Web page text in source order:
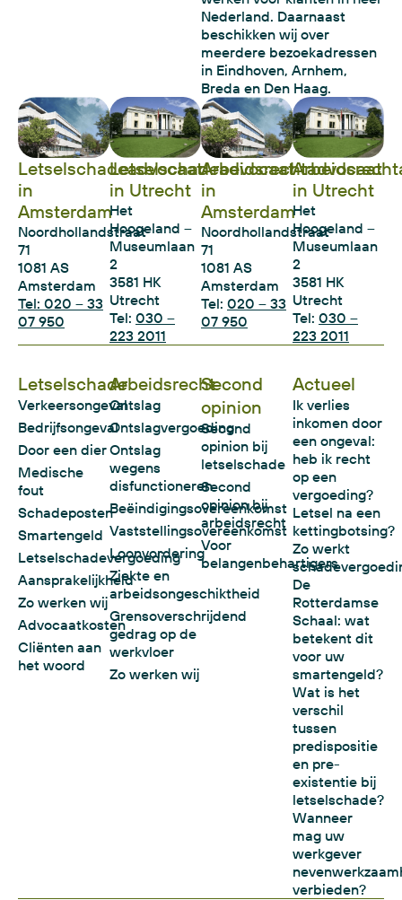
Nederland. Daarnaast
beschikken wij over
meerdere bezoekadressen
in Eindhoven, Arnhem,
Breda en Den Haag.
Letselschadeadvocaat
in
Amsterdam
Noordhollandstraat
71
1081 AS
Amsterdam
Tel: 020 – 33
07 950
Letselschadeadvocaat
in Utrecht
Het
Hoogeland –
Museumlaan
2
3581 HK
Utrecht
Tel: 030 –
223 2011
Arbeidsrechtadvocaat
in
Amsterdam
Noordhollandstraat
71
1081 AS
Amsterdam
Tel: 020 – 33
07 950
in Utrecht
Het
Hoogeland –
Museumlaan
2
3581 HK
Utrecht
Tel: 030 –
223 2011
Letselschade
Verkeersongeval
Bedrijfsongeval
Door een dier
Medische
fout
Schadeposten
Smartengeld
Letselschadevergoeding
Aansprakelijkheid
Zo werken wij
Advocaatkosten
Cliënten aan
het woord
Arbeidsrecht
Ontslag
Ontslagvergoeding
Ontslag
wegens
disfunctioneren
Beëindigingsovereenkomst
Vaststellingsovereenkomst
Loonvordering
Ziekte en
arbeidsongeschiktheid
Grensoverschrijdend
gedrag op de
werkvloer
Zo werken wij
Second
opinion
Second
opinion bij
letselschade
Second
opinion bij
arbeidsrecht
Voor
belangenbehartigers
Actueel
Ik verlies
inkomen door
een ongeval:
heb ik recht
op een
vergoeding?
Letsel na een
kettingbotsing?
Zo werkt
De
Rotterdamse
Schaal: wat
betekent dit
voor uw
smartengeld?
Wat is het
verschil
tussen
predispositie
en pre-
existentie bij
letselschade?
Wanneer
mag uw
werkgever
verbieden?